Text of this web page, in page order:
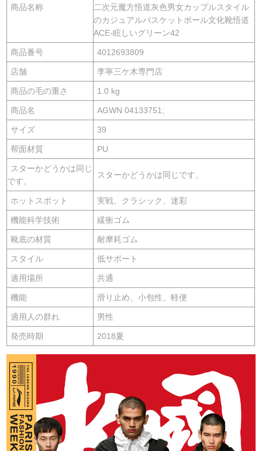
商品名称
二次元魔方悟道灰色男女カップルスタイル
のカジュアルバスケットボール文化靴悟道
ACE-眩しいグリーン42
商品番号 4012693809
店舗 李寧三ケ木専門店
商品の毛の重さ 1.0 kg
商品名 AGWN 04133751;
サイズ 39
帮面材質 PU
スターかどうかは同じ
です。
スターかどうかは同じです。
ホットスポット 実戦、クラシック、迷彩
機能科学技術 緩衝ゴム
靴底の材質 耐摩耗ゴム
スタイル 低サポート
適用場所 共通
機能 滑り止め、小包性、軽便
適用人の群れ 男性
発売時期 2018夏